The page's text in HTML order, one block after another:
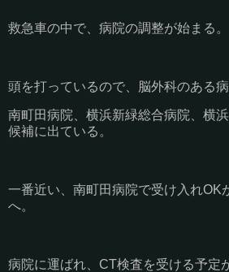
救急車の中で、病院の調整が始まる。
頭を打っているので、脳外科のある病
南町田病院、横浜新緑総合病院、横
候補に出ている。
一番近い、南町田病院で受け入れOK
へ。
病院に運ばれ、CT検査を受ける予定